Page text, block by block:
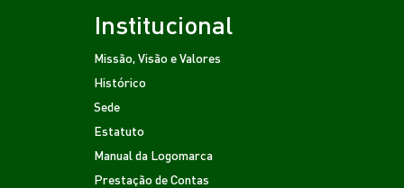
Institucional
Missão, Visão e Valores
Histórico
Sede
Estatuto
Manual da Logomarca
Prestação de Contas